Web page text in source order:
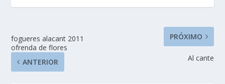
fogueres alacant 2011
ofrenda de flores
ANTERIOR
PRÓXIMO
Al cante